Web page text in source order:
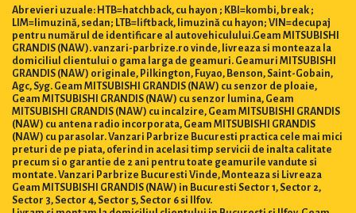
Abrevieri uzuale: HTB=hatchback, cu hayon ; KBI=kombi, break ;
LIM=limuzină, sedan; LTB=liftback, limuzină cu hayon; VIN=decupaj
pentru numărul de identificare al autovehiculului.Geam MITSUBISHI
GRANDIS (NAW). vanzari-parbrize.ro vinde, livreaza si monteaza la
domiciliul clientului o gama larga de geamuri. Geamuri MITSUBISHI
GRANDIS (NAW) originale, Pilkington, Fuyao, Benson, Saint-Gobain,
Agc, Syg. Geam MITSUBISHI GRANDIS (NAW) cu senzor de ploaie,
Geam MITSUBISHI GRANDIS (NAW) cu senzor lumina, Geam
MITSUBISHI GRANDIS (NAW) cu incalzire, Geam MITSUBISHI GRANDIS
(NAW) cu antena radio incorporata, Geam MITSUBISHI GRANDIS
(NAW) cu parasolar. Vanzari Parbrize Bucuresti practica cele mai mici
preturi de pe piata, oferind in acelasi timp servicii de inalta calitate
precum si o garantie de 2 ani pentru toate geamurile vandute si
montate. Vanzari Parbrize Bucuresti Vinde, Monteaza si Livreaza
Geam MITSUBISHI GRANDIS (NAW) in Bucuresti Sector 1, Sector 2,
Sector 3, Sector 4, Sector 5, Sector 6 si Ilfov.
Livram si montam la domiciliul clientului in Bucuresti si Ilfov. Geam